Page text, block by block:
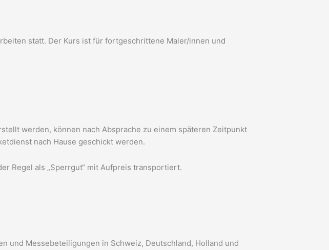
statt. Der Kurs ist für fortgeschrittene Maler/innen und
werden, können nach Absprache zu einem späteren Zeitpunkt
nach Hause geschickt werden.
Regel als „Sperrgut“ mit Aufpreis transportiert.
und Messebeteiligungen in Schweiz, Deutschland, Holland und